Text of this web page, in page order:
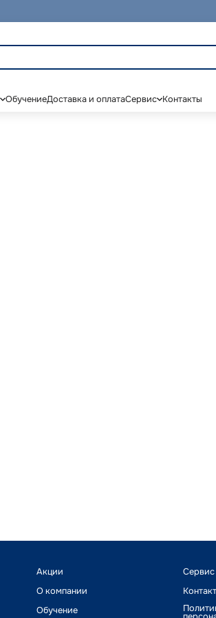
ОбучениеДоставка и оплатаСервис Контакты
Акции
О компании
Обучение
Сервис